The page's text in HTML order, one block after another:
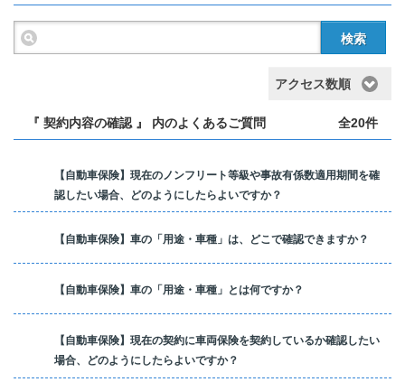
検索
アクセス数順
『 契約内容の確認 』 内のよくあるご質問 全20件
【自動車保険】現在のノンフリート等級や事故有係数適用期間を確
認したい場合、どのようにしたらよいですか？
【自動車保険】車の「用途・車種」は、どこで確認できますか？
【自動車保険】車の「用途・車種」とは何ですか？
【自動車保険】現在の契約に車両保険を契約しているか確認したい
場合、どのようにしたらよいですか？